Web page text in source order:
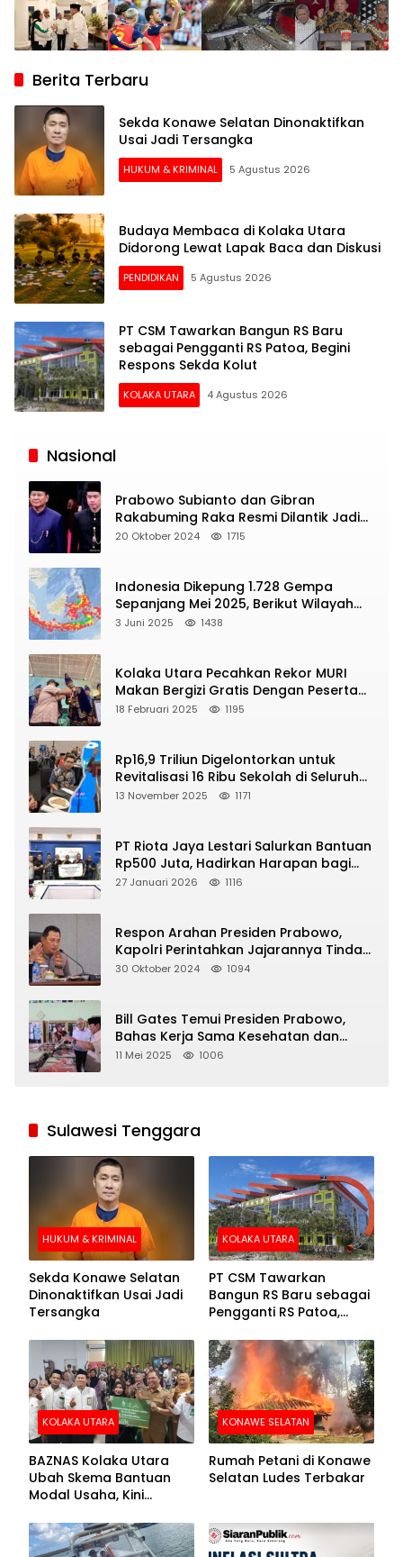
Berita Terbaru
Sekda Konawe Selatan Dinonaktifkan
Usai Jadi Tersangka
HUKUM & KRIMINAL 5 Agustus 2026
Budaya Membaca di Kolaka Utara
Didorong Lewat Lapak Baca dan Diskusi
PENDIDIKAN 5 Agustus 2026
PT CSM Tawarkan Bangun RS Baru
sebagai Pengganti RS Patoa, Begini
Respons Sekda Kolut
KOLAKA UTARA 4 Agustus 2026
Siaran
Nasional
Prabowo Subianto dan Gibran
Rakabuming Raka Resmi Dilantik Jadi
Presiden dan Wapres RI
20 Oktober 2024 1715
Indonesia Dikepung 1.728 Gempa
Sepanjang Mei 2025, Berikut Wilayah
Yang Intens Diguncang!
3 Juni 2025 1438
Kolaka Utara Pecahkan Rekor MURI
Makan Bergizi Gratis Dengan Peserta
Terbanyak
18 Februari 2025 1195
Rp16,9 Triliun Digelontorkan untuk
Revitalisasi 16 Ribu Sekolah di Seluruh
Indonesia
13 November 2025 1171
PT Riota Jaya Lestari Salurkan Bantuan
Rp500 Juta, Hadirkan Harapan bagi
Korban Bencana di Sumatera
27 Januari 2026 1116
Respon Arahan Presiden Prabowo,
Kapolri Perintahkan Jajarannya Tindak
Tegas Pelaku Judi Online
30 Oktober 2024 1094
Bill Gates Temui Presiden Prabowo,
Bahas Kerja Sama Kesehatan dan
Program Makan Bergizi Gratis
11 Mei 2025 1006
Sulawesi Tenggara
HUKUM & KRIMINAL
Sekda Konawe Selatan
Dinonaktifkan Usai Jadi
Tersangka
KOLAKA UTARA
PT CSM Tawarkan
Bangun RS Baru sebagai
Pengganti RS Patoa,
Kolut
KOLAKA UTARA
BAZNAS Kolaka Utara
Ubah Skema Bantuan
Modal Usaha, Kini
Barang Senilai Rp419,5
Juta
KONAWE SELATAN
Rumah Petani di Konawe
Selatan Ludes Terbakar